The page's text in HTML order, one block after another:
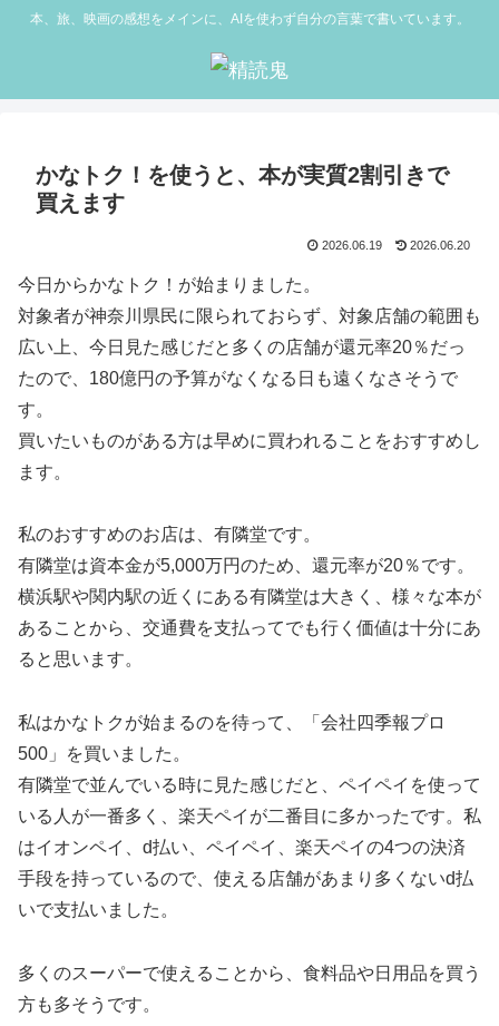
本、旅、映画の感想をメインに、AIを使わず自分の言葉で書いています。
かなトク！を使うと、本が実質2割引きで
買えます
2026.06.19 2026.06.20
今日からかなトク！が始まりました。
対象者が神奈川県民に限られておらず、対象店舗の範囲も
広い上、今日見た感じだと多くの店舗が還元率20％だっ
たので、180億円の予算がなくなる日も遠くなさそうで
す。
買いたいものがある方は早めに買われることをおすすめし
ます。
私のおすすめのお店は、有隣堂です。
有隣堂は資本金が5,000万円のため、還元率が20％です。
横浜駅や関内駅の近くにある有隣堂は大きく、様々な本が
あることから、交通費を支払ってでも行く価値は十分にあ
ると思います。
私はかなトクが始まるのを待って、「会社四季報プロ
500」を買いました。
有隣堂で並んでいる時に見た感じだと、ペイペイを使って
いる人が一番多く、楽天ペイが二番目に多かったです。私
はイオンペイ、d払い、ペイペイ、楽天ペイの4つの決済
手段を持っているので、使える店舗があまり多くないd払
いで支払いました。
多くのスーパーで使えることから、食料品や日用品を買う
方も多そうです。